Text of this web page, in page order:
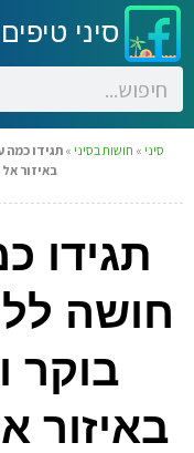
סיני
סיני » חושות בסיני »תגידו כמה
באיזור
תגידו
חושה
בוקר
באיזור